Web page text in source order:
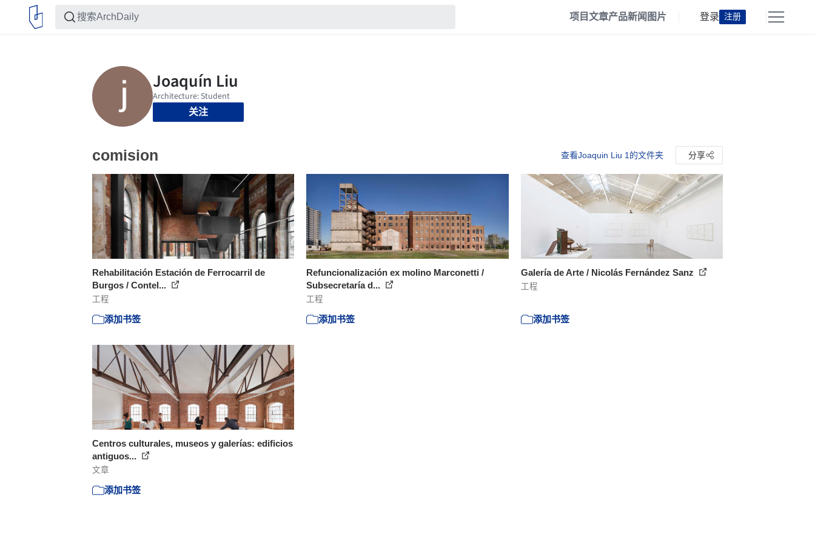
项目文章产品新闻 图片 登录 注册
关注
comision 查看Joaquin Liu 1的文件夹 分享
Rehabilitación Estación de Ferrocarril de
Burgos / Contel...
工程
添加书签
Refuncionalización ex molino Marconetti /
Subsecretaría d...
工程
添加书签
Galería de Arte / Nicolás Fernández Sanz
工程
添加书签
Centros culturales, museos y galerías: edificios
antiguos...
文章
添加书签